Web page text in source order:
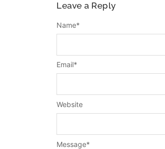
Leave a Reply
Message*
Name*
Email*
Website